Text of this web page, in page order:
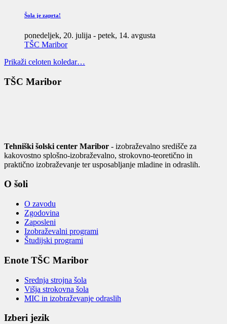
Šola je zaprta!
ponedeljek, 20. julija - petek, 14. avgusta
TŠC Maribor
Prikaži celoten koledar…
TŠC Maribor
Tehniški šolski center Maribor - izobraževalno središče za
kakovostno splošno-izobraževalno, strokovno-teoretično in
praktično izobraževanje ter usposabljanje mladine in odraslih.
O šoli
O zavodu
Zgodovina
Zaposleni
Izobraževalni programi
Študijski programi
Enote TŠC Maribor
Srednja strojna šola
Višja strokovna šola
MIC in izobraževanje odraslih
Izberi jezik